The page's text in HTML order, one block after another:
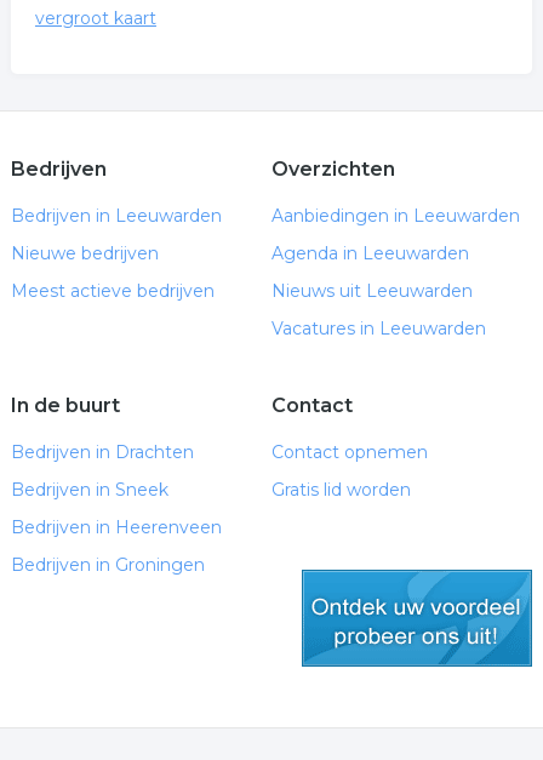
vergroot kaart
Bedrijven
Bedrijven in Leeuwarden
Nieuwe bedrijven
Meest actieve bedrijven
Overzichten
Aanbiedingen in Leeuwarden
Agenda in Leeuwarden
Nieuws uit Leeuwarden
Vacatures in Leeuwarden
In de buurt
Bedrijven in Drachten
Bedrijven in Sneek
Bedrijven in Heerenveen
Bedrijven in Groningen
Contact
Contact opnemen
Gratis lid worden